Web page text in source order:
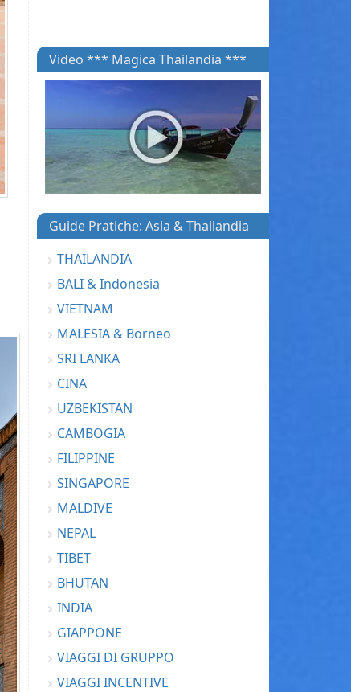
Video *** Magica Thailandia ***
Guide Pratiche: Asia & Thailandia
THAILANDIA
BALI & Indonesia
VIETNAM
MALESIA & Borneo
SRI LANKA
CINA
UZBEKISTAN
CAMBOGIA
FILIPPINE
SINGAPORE
MALDIVE
NEPAL
TIBET
BHUTAN
INDIA
GIAPPONE
VIAGGI DI GRUPPO
VIAGGI INCENTIVE